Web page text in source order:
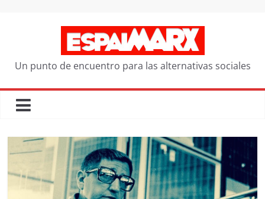
Un punto de encuentro para las alternativas sociales